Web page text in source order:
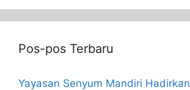
Pos-pos Terbaru
Yayasan Senyum Mandiri Hadirkan